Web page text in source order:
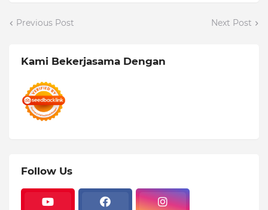
Previous Post Next Post
Kami Bekerjasama Dengan
Follow Us